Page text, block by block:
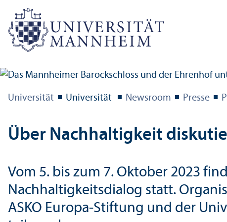
Universität Universität Newsroom Presse
Über Nachhaltigkeit
Vom 5. bis zum 7. Oktober 2023
Nachhaltigkeits­dialog statt.
ASKO Europa-Stiftung und der